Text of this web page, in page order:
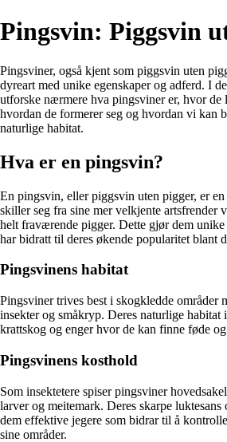
Pingsvin: Piggsvin
Pingsviner, også kjent som piggsvin uten
dyreart med unike egenskaper og adferd. I
utforske nærmere hva pingsviner er, hvor de
hvordan de formerer seg og hvordan vi kan
naturlige habitat.
Hva er en pingsvin?
En pingsvin, eller piggsvin uten pigger, er
skiller seg fra sine mer velkjente artsfrender
helt fraværende pigger. Dette gjør dem
har bidratt til deres økende popularitet blant
Pingsvinens habitat
Pingsviner trives best i skogkledde områder
insekter og småkryp. Deres naturlige habitat
krattskog og enger hvor de kan finne føde
Pingsvinens kosthold
Som insektetere spiser pingsviner
larver og meitemark. Deres skarpe
dem effektive jegere som bidrar til å
sine områder.